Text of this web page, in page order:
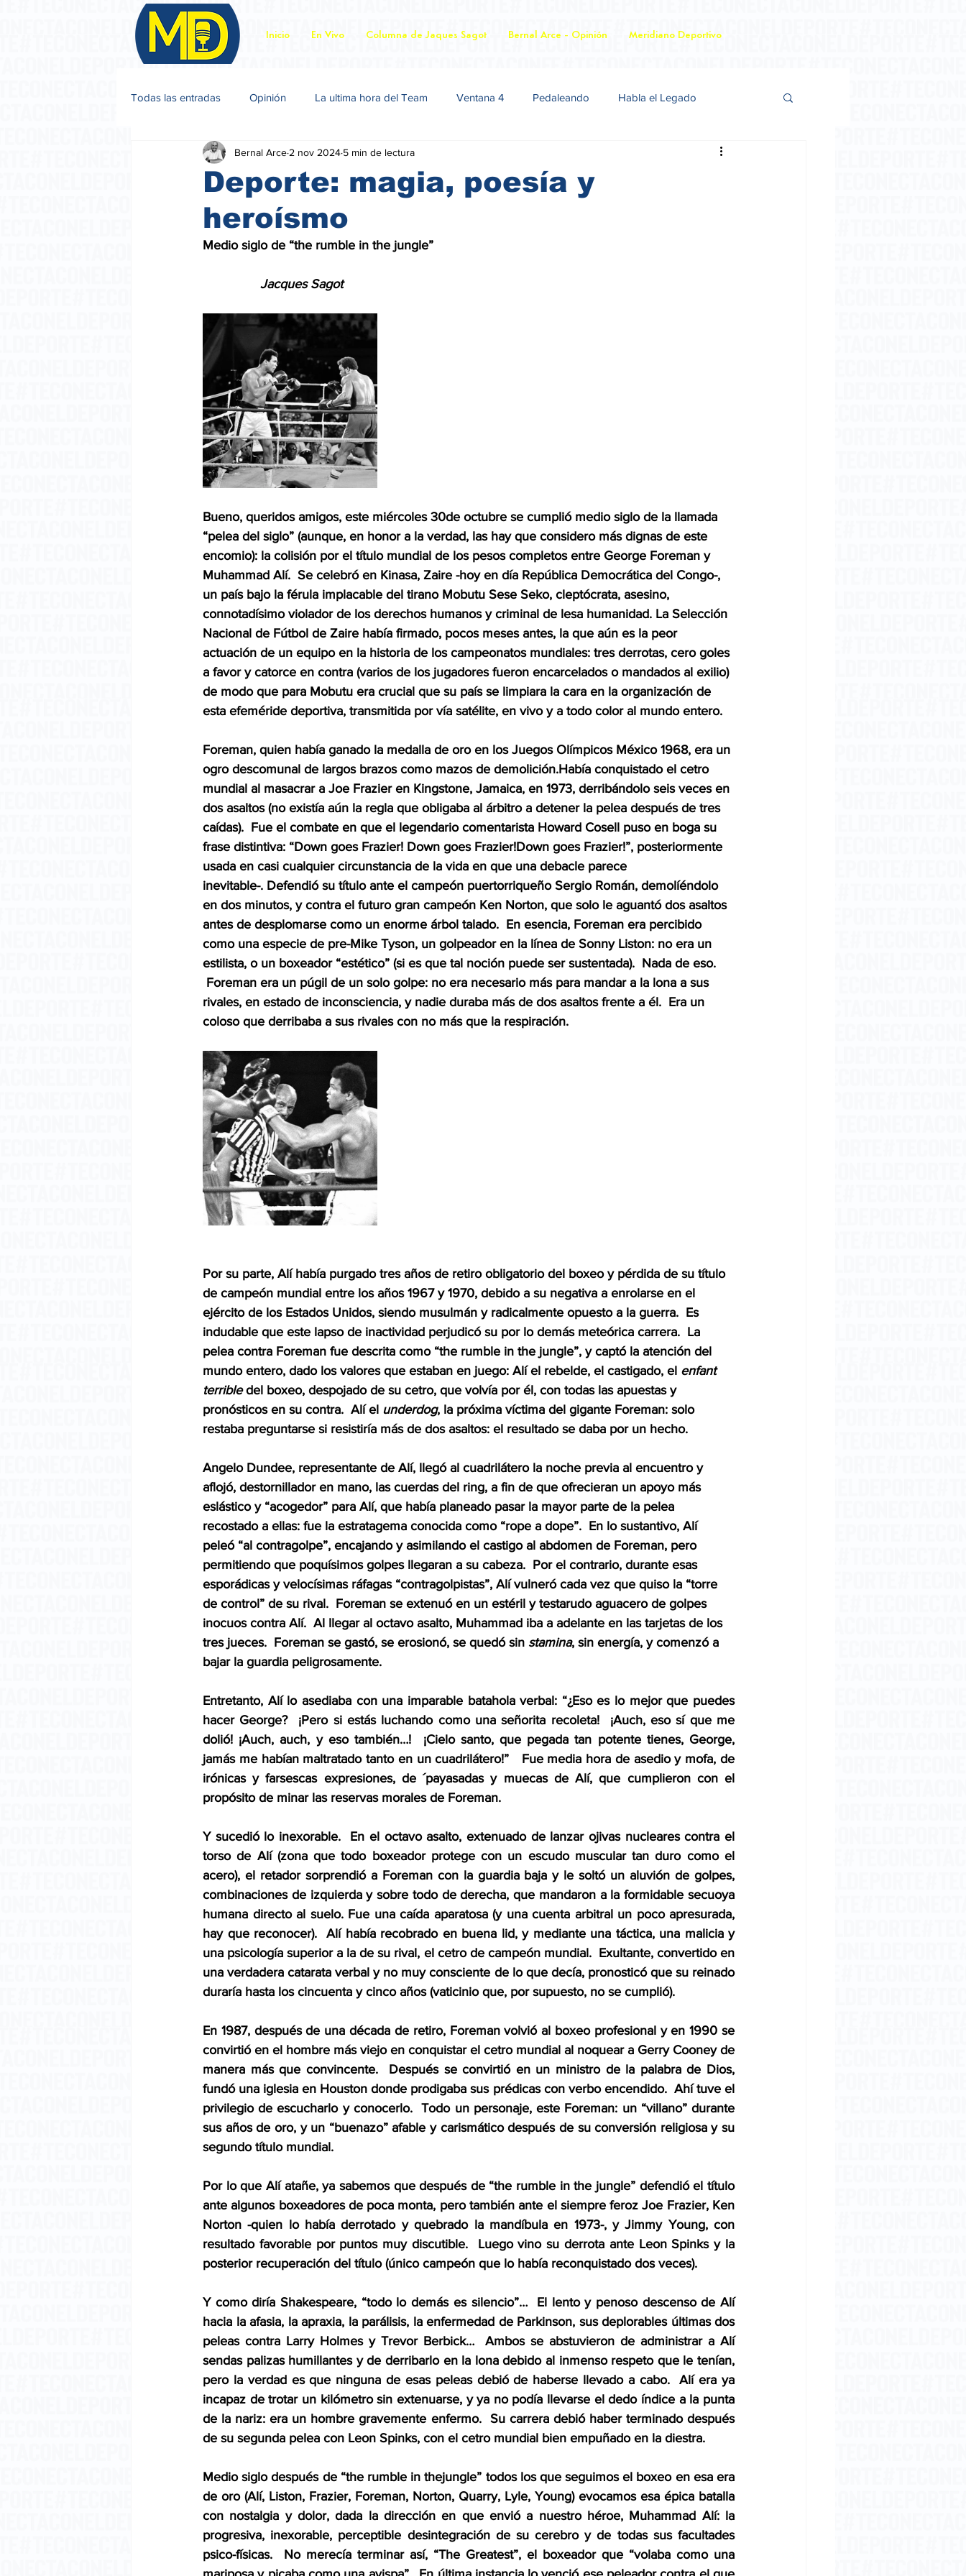
Inicio En Vivo Columna de Jaques Sagot Bernal Arce - Opinión Meridiano Deportivo
Todas las entradas Opinión La ultima hora del Team Ventana 4 Pedaleando Habla el Legado
Jacques Sagot
Deporte: magia, poesía y
heroísmo
Bernal Arce 2 nov 2024 5 min de lectura
Medio siglo de “the rumble in the jungle”
                Jacques Sagot
Bueno, queridos amigos, este miércoles 30de octubre se cumplió medio siglo de la llamada
“pelea del siglo” (aunque, en honor a la verdad, las hay que considero más dignas de este
encomio): la colisión por el título mundial de los pesos completos entre George Foreman y
Muhammad Alí.  Se celebró en Kinasa, Zaire -hoy en día República Democrática del Congo-,
un país bajo la férula implacable del tirano Mobutu Sese Seko, cleptócrata, asesino,
connotadísimo violador de los derechos humanos y criminal de lesa humanidad. La Selección
Nacional de Fútbol de Zaire había firmado, pocos meses antes, la que aún es la peor
actuación de un equipo en la historia de los campeonatos mundiales: tres derrotas, cero goles
a favor y catorce en contra (varios de los jugadores fueron encarcelados o mandados al exilio)
de modo que para Mobutu era crucial que su país se limpiara la cara en la organización de
esta efeméride deportiva, transmitida por vía satélite, en vivo y a todo color al mundo entero.
Foreman, quien había ganado la medalla de oro en los Juegos Olímpicos México 1968, era un
ogro descomunal de largos brazos como mazos de demolición.Había conquistado el cetro
mundial al masacrar a Joe Frazier en Kingstone, Jamaica, en 1973, derribándolo seis veces en
dos asaltos (no existía aún la regla que obligaba al árbitro a detener la pelea después de tres
caídas).  Fue el combate en que el legendario comentarista Howard Cosell puso en boga su
frase distintiva: “Down goes Frazier! Down goes Frazier!Down goes Frazier!”, posteriormente
usada en casi cualquier circunstancia de la vida en que una debacle parece
inevitable-. Defendió su título ante el campeón puertorriqueño Sergio Román, demolíéndolo
en dos minutos, y contra el futuro gran campeón Ken Norton, que solo le aguantó dos asaltos
antes de desplomarse como un enorme árbol talado.  En esencia, Foreman era percibido
como una especie de pre-Mike Tyson, un golpeador en la línea de Sonny Liston: no era un
estilista, o un boxeador “estético” (si es que tal noción puede ser sustentada).  Nada de eso.
Foreman era un púgil de un solo golpe: no era necesario más para mandar a la lona a sus
rivales, en estado de inconsciencia, y nadie duraba más de dos asaltos frente a él.  Era un
coloso que derribaba a sus rivales con no más que la respiración.
Por su parte, Alí había purgado tres años de retiro obligatorio del boxeo y pérdida de su título
de campeón mundial entre los años 1967 y 1970, debido a su negativa a enrolarse en el
ejército de los Estados Unidos, siendo musulmán y radicalmente opuesto a la guerra.  Es
indudable que este lapso de inactividad perjudicó su por lo demás meteórica carrera.  La
pelea contra Foreman fue descrita como “the rumble in the jungle”, y captó la atención del
mundo entero, dado los valores que estaban en juego: Alí el rebelde, el castigado, el enfant
terrible del boxeo, despojado de su cetro, que volvía por él, con todas las apuestas y
pronósticos en su contra.  Alí el underdog, la próxima víctima del gigante Foreman: solo
restaba preguntarse si resistiría más de dos asaltos: el resultado se daba por un hecho.
Angelo Dundee, representante de Alí, llegó al cuadrilátero la noche previa al encuentro y
aflojó, destornillador en mano, las cuerdas del ring, a fin de que ofrecieran un apoyo más
eslástico y “acogedor” para Alí, que había planeado pasar la mayor parte de la pelea
recostado a ellas: fue la estratagema conocida como “rope a dope”.  En lo sustantivo, Alí
peleó “al contragolpe”, encajando y asimilando el castigo al abdomen de Foreman, pero
permitiendo que poquísimos golpes llegaran a su cabeza.  Por el contrario, durante esas
esporádicas y velocísimas ráfagas “contragolpistas”, Alí vulneró cada vez que quiso la “torre
de control” de su rival.  Foreman se extenuó en un estéril y testarudo aguacero de golpes
inocuos contra Alí.  Al llegar al octavo asalto, Muhammad iba a adelante en las tarjetas de los
tres jueces.  Foreman se gastó, se erosionó, se quedó sin stamina, sin energía, y comenzó a
bajar la guardia peligrosamente.
Entretanto, Alí lo asediaba con una imparable batahola verbal: “¿Eso es lo mejor que puedes
hacer George?  ¡Pero si estás luchando como una señorita recoleta!  ¡Auch, eso sí que me
dolió! ¡Auch, auch, y eso también…!  ¡Cielo santo, que pegada tan potente tienes, George,
jamás me habían maltratado tanto en un cuadrilátero!”   Fue media hora de asedio y mofa, de
irónicas y farsescas expresiones, de ´payasadas y muecas de Alí, que cumplieron con el
propósito de minar las reservas morales de Foreman.
Y sucedió lo inexorable.  En el octavo asalto, extenuado de lanzar ojivas nucleares contra el
torso de Alí (zona que todo boxeador protege con un escudo muscular tan duro como el
acero), el retador sorprendió a Foreman con la guardia baja y le soltó un aluvión de golpes,
combinaciones de izquierda y sobre todo de derecha, que mandaron a la formidable secuoya
humana directo al suelo. Fue una caída aparatosa (y una cuenta arbitral un poco apresurada,
hay que reconocer).  Alí había recobrado en buena lid, y mediante una táctica, una malicia y
una psicología superior a la de su rival, el cetro de campeón mundial.  Exultante, convertido en
una verdadera catarata verbal y no muy consciente de lo que decía, pronosticó que su reinado
duraría hasta los cincuenta y cinco años (vaticinio que, por supuesto, no se cumplió).
En 1987, después de una década de retiro, Foreman volvió al boxeo profesional y en 1990 se
convirtió en el hombre más viejo en conquistar el cetro mundial al noquear a Gerry Cooney de
manera más que convincente.  Después se convirtió en un ministro de la palabra de Dios,
fundó una iglesia en Houston donde prodigaba sus prédicas con verbo encendido.  Ahí tuve el
privilegio de escucharlo y conocerlo.  Todo un personaje, este Foreman: un “villano” durante
sus años de oro, y un “buenazo” afable y carismático después de su conversión religiosa y su
segundo título mundial.
Por lo que Alí atañe, ya sabemos que después de “the rumble in the jungle” defendió el título
ante algunos boxeadores de poca monta, pero también ante el siempre feroz Joe Frazier, Ken
Norton -quien lo había derrotado y quebrado la mandíbula en 1973-, y Jimmy Young, con
resultado favorable por puntos muy discutible.  Luego vino su derrota ante Leon Spinks y la
posterior recuperación del título (único campeón que lo había reconquistado dos veces).
Y como diría Shakespeare, “todo lo demás es silencio”…  El lento y penoso descenso de Alí
hacia la afasia, la apraxia, la parálisis, la enfermedad de Parkinson, sus deplorables últimas dos
peleas contra Larry Holmes y Trevor Berbick…  Ambos se abstuvieron de administrar a Alí
sendas palizas humillantes y de derribarlo en la lona debido al inmenso respeto que le tenían,
pero la verdad es que ninguna de esas peleas debió de haberse llevado a cabo.  Alí era ya
incapaz de trotar un kilómetro sin extenuarse, y ya no podía llevarse el dedo índice a la punta
de la nariz: era un hombre gravemente enfermo.  Su carrera debió haber terminado después
de su segunda pelea con Leon Spinks, con el cetro mundial bien empuñado en la diestra.
Medio siglo después de “the rumble in thejungle” todos los que seguimos el boxeo en esa era
de oro (Alí, Liston, Frazier, Foreman, Norton, Quarry, Lyle, Young) evocamos esa épica batalla
con nostalgia y dolor, dada la dirección en que envió a nuestro héroe, Muhammad Alí: la
progresiva, inexorable, perceptible desintegración de su cerebro y de todas sus facultades
psico-físicas.  No merecía terminar así, “The Greatest”, el boxeador que “volaba como una